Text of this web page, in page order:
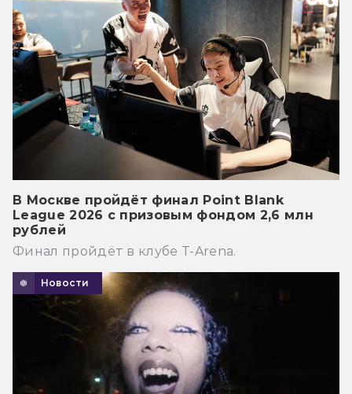
В Москве пройдёт финал Point Blank
League 2026 с призовым фондом 2,6 млн
рублей
Финал пройдёт в клубе T-Arena.
Новости